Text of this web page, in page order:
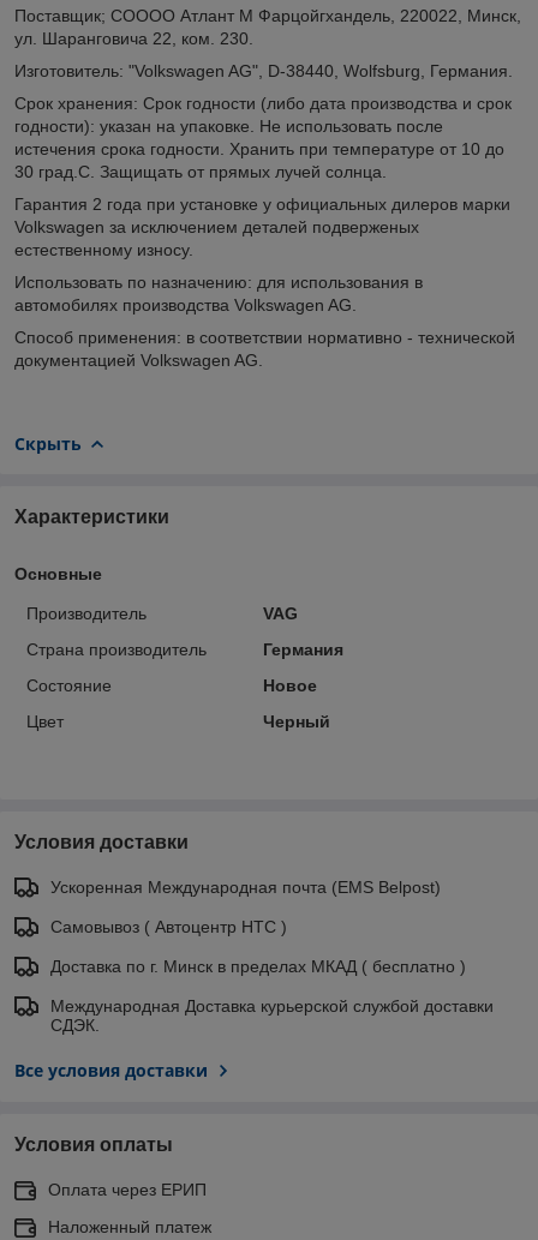
Поставщик; СОООО Атлант М Фарцойгхандель, 220022, Минск,
ул. Шаранговича 22, ком. 230.
Изготовитель: "Volkswagen AG", D-38440, Wolfsburg, Германия.
Срок хранения: Срок годности (либо дата производства и срок
годности): указан на упаковке. Не использовать после
истечения срока годности. Хранить при температуре от 10 до
30 град.С. Защищать от прямых лучей солнца.
Гарантия 2 года при установке у официальных дилеров марки
Volkswagen за исключением деталей подверженых
естественному износу.
Использовать по назначению: для использования в
автомобилях производства Volkswagen AG.
Способ применения: в соответствии нормативно - технической
документацией Volkswagen AG.
Скрыть
Характеристики
Основные
Производитель
VAG
Страна производитель
Германия
Состояние
Новое
Цвет
Черный
Условия доставки
Ускоренная Международная почта (EMS Belpost)
Самовывоз ( Автоцентр НТС )
Доставка по г. Минск в пределах МКАД ( бесплатно )
Международная Доставка курьерской службой доставки
СДЭК.
Все условия доставки
Условия оплаты
Оплата через ЕРИП
Наложенный платеж